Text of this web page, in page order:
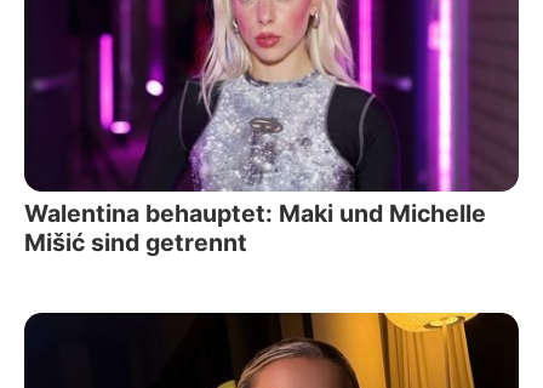
Walentina behauptet: Maki und Michelle
Mišić sind getrennt